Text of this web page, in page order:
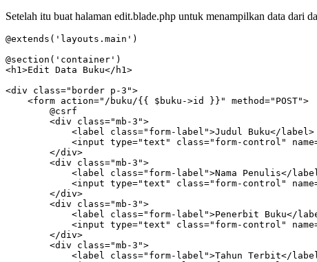
Setelah itu buat halaman edit.blade.php untuk menampilkan data dari
@extends('layouts.main')
@section('container')
<h1>Edit Data Buku</h1>
<div class="border p-3">
    <form action="/buku/{{ $buku->id }}" method="POST">
        @csrf
        <div class="mb-3">
            <label class="form-label">Judul Buku</label>
<input type="text" class="form-control"
        </div>
        <div class="mb-3">
<label class="form-label">Nama Penulis</
<input type="text" class="form-control"
        </div>
        <div class="mb-3">
<label class="form-label">Penerbit Buku</
<input type="text" class="form-control"
        </div>
        <div class="mb-3">
<label class="form-label">Tahun Terbit</